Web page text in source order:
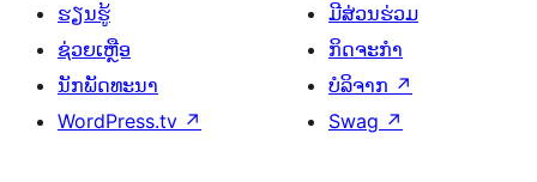
ຮຽນຮູ້
ຊ່ວຍເຫຼືອ
ນັກພັດທະນາ
WordPress.tv ↗
ມີສ່ວນຮ່ວມ
ກິດຈະກຳ
ບໍລິຈາກ ↗
Swag ↗